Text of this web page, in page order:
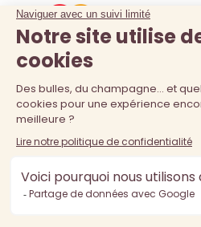
La vente d'alcool est interdite
d'alcool est dangereux pour la